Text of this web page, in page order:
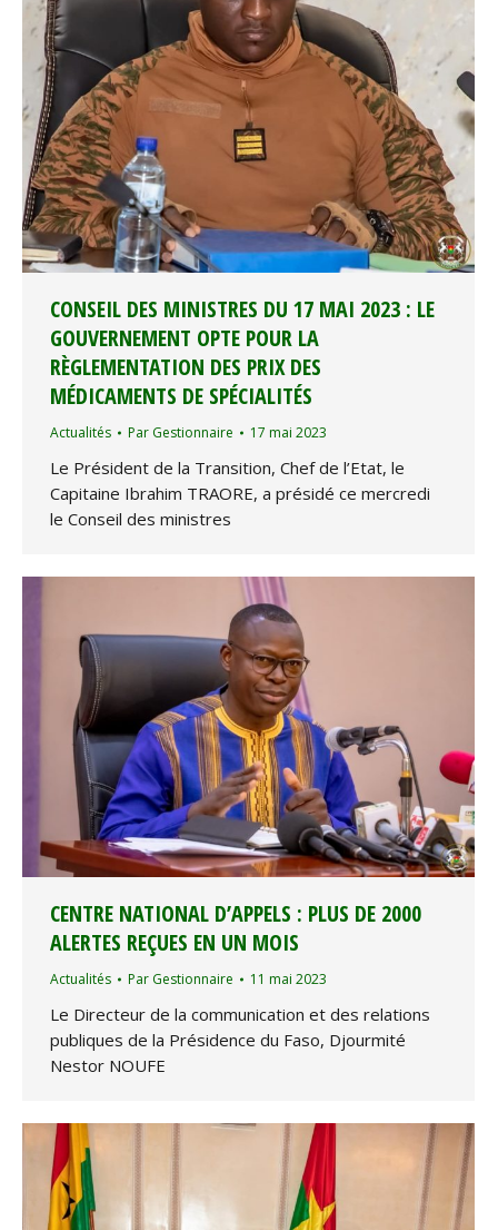
CONSEIL DES MINISTRES DU 17 MAI 2023 : LE
GOUVERNEMENT OPTE POUR LA
RÈGLEMENTATION DES PRIX DES
MÉDICAMENTS DE SPÉCIALITÉS
Actualités Par Gestionnaire 17 mai 2023
Le Président de la Transition, Chef de l’Etat, le
Capitaine Ibrahim TRAORE, a présidé ce mercredi
le Conseil des ministres
CENTRE NATIONAL D’APPELS : PLUS DE 2000
ALERTES REÇUES EN UN MOIS
Actualités Par Gestionnaire 11 mai 2023
Le Directeur de la communication et des relations
publiques de la Présidence du Faso, Djourmité
Nestor NOUFE